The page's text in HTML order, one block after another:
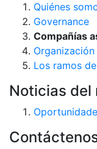
Quiénes
Governance
Compañías
Organización
Los ramos
Noticias del